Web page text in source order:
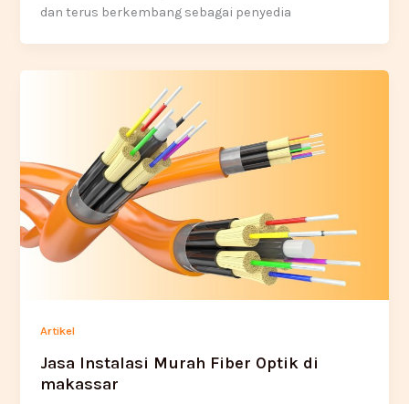
dan terus berkembang sebagai penyedia
Artikel
Jasa Instalasi Murah Fiber Optik di
makassar